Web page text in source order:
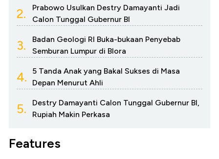
2.
Prabowo Usulkan Destry Damayanti Jadi
Calon Tunggal Gubernur BI
3.
Badan Geologi RI Buka-bukaan Penyebab
Semburan Lumpur di Blora
4.
5 Tanda Anak yang Bakal Sukses di Masa
Depan Menurut Ahli
5.
Destry Damayanti Calon Tunggal Gubernur BI,
Rupiah Makin Perkasa
Features